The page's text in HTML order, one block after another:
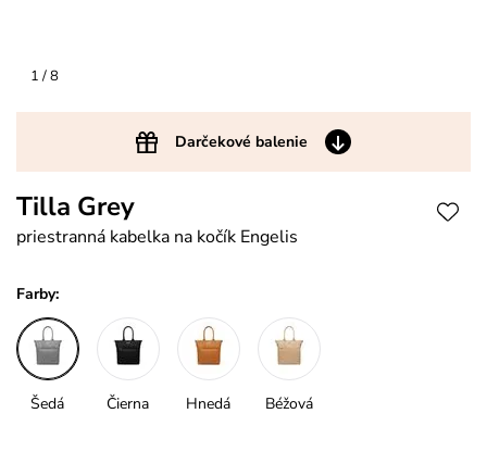
1/ 8
Darčekové balenie
Tilla Grey
priestranná kabelka na kočík Engelis
Farby:
Šedá Čierna Hnedá Béžová